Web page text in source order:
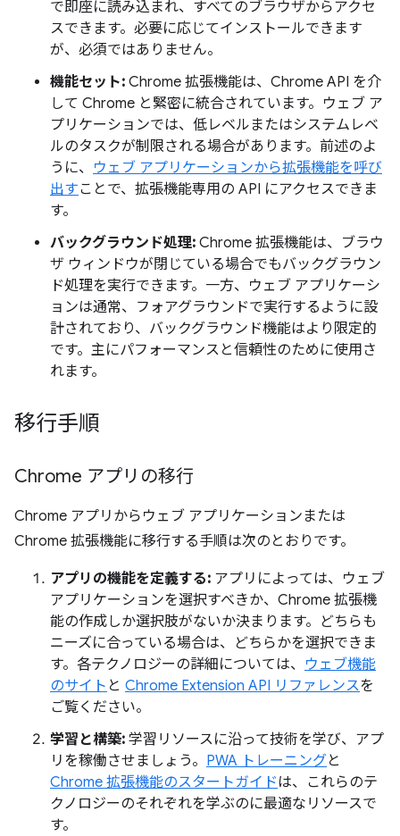
で即座に読み込まれ、すべてのブラウザからアクセ
スできます。必要に応じてインストールできます
が、必須ではありません。
機能セット: Chrome 拡張機能は、Chrome API を介
して Chrome と緊密に統合されています。ウェブ ア
プリケーションでは、低レベルまたはシステムレベ
ルのタスクが制限される場合があります。前述のよ
うに、 ウェブ アプリケーションから拡張機能を呼び
出す ことで、拡張機能専用の API にアクセスできま
す。
バックグラウンド処理: Chrome 拡張機能は、ブラウ
ザ ウィンドウが閉じている場合でもバックグラウン
ド処理を実行できます。一方、ウェブ アプリケーシ
ョンは通常、フォアグラウンドで実行するように設
計されており、バックグラウンド機能はより限定的
です。主にパフォーマンスと信頼性のために使用さ
れます。
移行手順
Chrome アプリの移行
Chrome アプリからウェブ アプリケーションまたは
Chrome 拡張機能に移行する手順は次のとおりです。
アプリの機能を定義する: アプリによっては、ウェブ
アプリケーションを選択すべきか、Chrome 拡張機
能の作成しか選択肢がないか決まります。どちらも
ニーズに合っている場合は、どちらかを選択できま
す。各テクノロジーの詳細については、 ウェブ機能
のサイト と Chrome Extension API リファレンスを
ご覧ください。
学習と構築: 学習リソースに沿って技術を学び、アプ
リを稼働させましょう。 PWA トレーニングと
Chrome 拡張機能のスタートガイドは、これらのテ
クノロジーのそれぞれを学ぶのに最適なリソースで
す。